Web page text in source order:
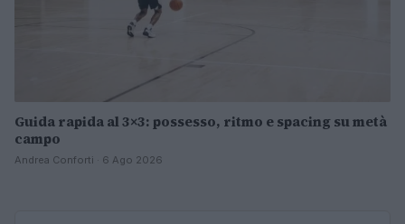
Guida rapida al 3×3: possesso, ritmo e spacing su metà
campo
Andrea Conforti · 6 Ago 2026